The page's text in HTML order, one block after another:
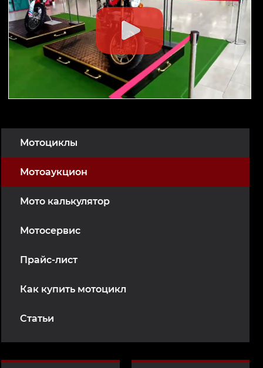
Мотоциклы
Мотоаукцион
Мото калькулятор
Мотосервис
Прайс-лист
Как купить мотоцикл
Статьи